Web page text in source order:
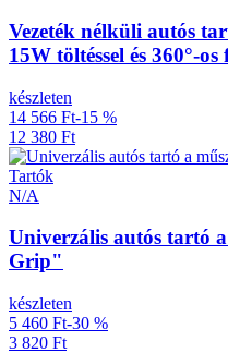
Vezeték nélküli autós
15W töltéssel és 360°-
készleten
14 566 Ft-15 %
12 380 Ft
Tartók
N/A
Univerzális autós tartó
Grip"
készleten
5 460 Ft-30 %
3 820 Ft